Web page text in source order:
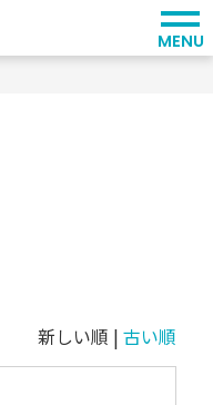
MENU
新しい順 | 古い順